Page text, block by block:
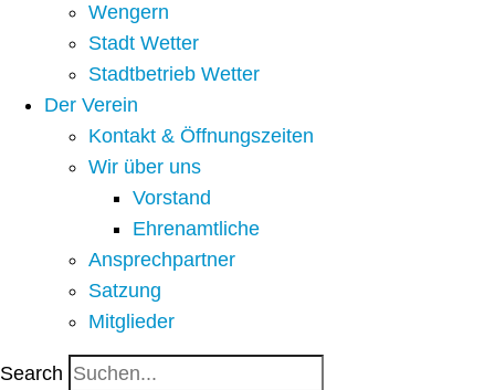
Wengern
Stadt Wetter
Stadtbetrieb Wetter
Der Verein
Kontakt & Öffnungszeiten
Wir über uns
Vorstand
Ehrenamtliche
Ansprechpartner
Satzung
Mitglieder
Search